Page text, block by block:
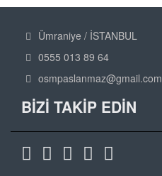
 Ümraniye / İSTANBUL
 0555 013 89 64
 osmpaslanmaz@gmail.com
BİZİ TAKİP EDİN